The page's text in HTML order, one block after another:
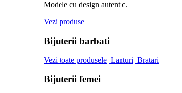
Modele cu design autentic.
Vezi produse
Bijuterii barbati
Vezi toate produsele Lanturi Bratari
Bijuterii femei